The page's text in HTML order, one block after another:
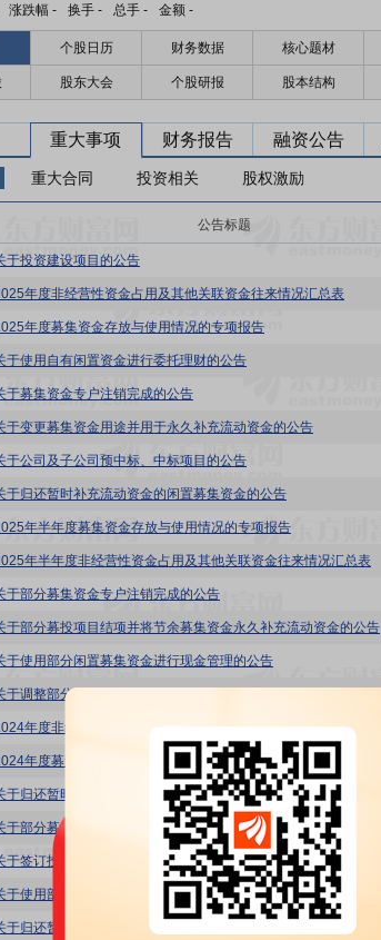
涨跌幅 - 换手 - 总手 - 金额 -
个股日历 财务数据 核心题材
股东大会 个股研报 股本结构
重大事项 财务报告 融资公告
重大合同 投资相关 股权激励
公告标题
于投资建设项目的公告
年度非经营性资金占用及其他关联资金往来情况汇总表
年度募集资金存放与使用情况的专项报告
于使用自有闲置资金进行委托理财的公告
于募集资金专户注销完成的公告
于变更募集资金用途并用于永久补充流动资金的公告
于公司及子公司预中标、中标项目的公告
于归还暂时补充流动资金的闲置募集资金的公告
年半年度募集资金存放与使用情况的专项报告
年半年度非经营性资金占用及其他关联资金往来情况汇总表
于部分募集资金专户注销完成的公告
于部分募投项目结项并将节余募集资金永久补充流动资金的公告
于使用部分闲置募集资金进行现金管理的公告
于调整部分募投项目内部投资结构的公告
年度非经营性资金占用及其他关联资金往来情况汇总表
年度募集资金存放与使用情况的专项报告
于归还暂时补充流动资金的闲置募集资金的公告
于部分募投项目新增实施主体和实施地点的公告
于签订投资意向书的公告
于使用部分闲置募集资金暂时补充流动资金的公告
于归还暂时补充流动资金的闲置募集资金的公告